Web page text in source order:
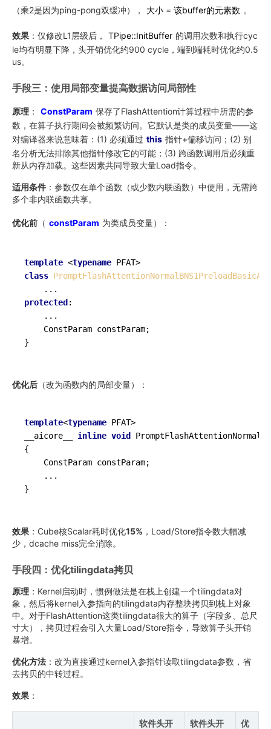
（乘2是因为ping-pong双缓冲），
大小 = 该buffer的元素数 。
效果 ：仅修改L1层级后， TPipe::InitBuffer 的调用次数和执行cyc
le均有明显下降，头开销优化约900 cycle，端到端耗时优化约0.5
us。
手段三：使用局部变量提高数据访问局部性
原理 ： ConstParam 保存了FlashAttention计算过程中所需的参
数，在算子执行期间会被频繁访问。它默认是类的成员变量——这
对编译器来说意味着：(1) 必须通过 this 指针+偏移访问；(2) 别
名分析无法排除其他指针修改它的可能；(3) 跨函数调用后必须重
新从内存加载。这些因素共同导致大量Load指令。
适用条件 ：参数仅在单个函数（或少数内联函数）中使用，无需跨
多个非内联函数共享。
优化前 （ constParam 为类成员变量）：
template <typename
class PromptFlashAttentionNormalBNS1PreloadBasicApi
protected:
    ...
    ConstParam constParam;
优化后 （改为函数内的局部变量）：
template<typename PFAT>
__aicore__ inline void
{
    ConstParam constParam;
    ...
效果 ：Cube核Scalar耗时优化15% ，Load/Store指令数大幅减
少，dcache miss完全消除。
手段四：优化tilingdata拷贝
原理 ：Kernel启动时，惯例做法是在栈上创建一个tilingdata对
象，然后将kernel入参指向的tilingdata内存整块拷贝到栈上对象
中。对于FlashAttention这类tilingdata很大的算子（字段多、总尺
寸大），拷贝过程会引入大量Load/Store指令，导致算子头开销
暴增。
优化方法 ：改为直接通过kernel入参指针读取tilingdata参数，省
去拷贝的中转过程。
效果 ：
软件头开
软件头开
优